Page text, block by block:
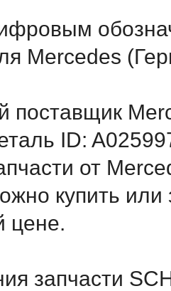
Mercedes
поставщик
ID:
от
купить или
цене.
запчасти